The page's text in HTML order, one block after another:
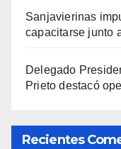
Sanjavierinas
capacitarse junto
Delegado
Prieto destacó
Recientes